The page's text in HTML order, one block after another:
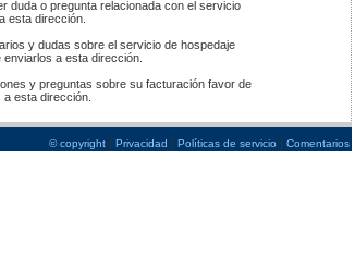
duda o pregunta relacionada con el servicio
esta dirección.
y dudas sobre el servicio de hospedaje
enviarlos a esta dirección.
y preguntas sobre su facturación favor de
a esta dirección.
© copyright | Privacidad | Políticas de servicio | Comentarios